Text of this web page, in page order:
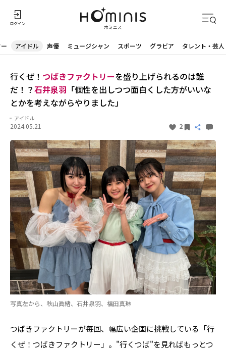
アイドル 声優 ミュージシャン スポーツ グラビア タレント・芸人
行くぜ！ つばきファクトリーを盛り上げられるのは誰
だ！？石井泉羽 「個性を出しつつ面白くした方がいいな
とかを考えながらやりました」
アイドル
2024.05.21 2
写真左から、秋山眞緒、石井泉羽、福田真琳
つばきファクトリーが毎回、幅広い企画に挑戦している「行
くぜ！つばきファクトリー」。"行くつば"を見ればもっとつ